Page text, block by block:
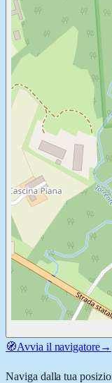
🧭Avvia il navigatore→
Naviga dalla tua